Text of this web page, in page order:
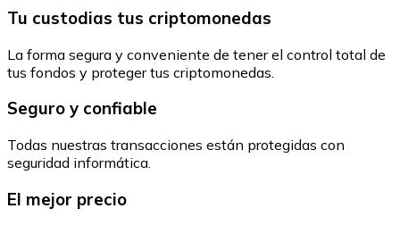
Tu custodias tus criptomonedas
La forma segura y conveniente de tener el control total de
tus fondos y proteger tus criptomonedas.
Seguro y confiable
Todas nuestras transacciones están protegidas con
seguridad informática.
El mejor precio